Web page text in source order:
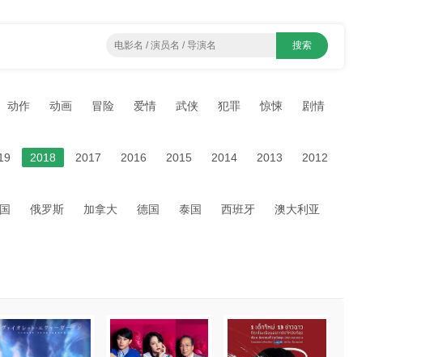
动作 动画 冒险 爱情 武侠 犯罪 惊悚
剧情
2018 2017 2016 2015 2014 2013
2012
俄罗斯 加拿大 德国 泰国 西班牙
澳大利亚